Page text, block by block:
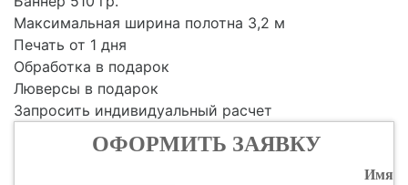
Максимальная ширина полотна 3,2 м
Печать от 1 дня
Обработка в подарок
Люверсы в подарок
Запросить индивидуальный расчет
ОФОРМИТЬ ЗАЯВКУ
Имя